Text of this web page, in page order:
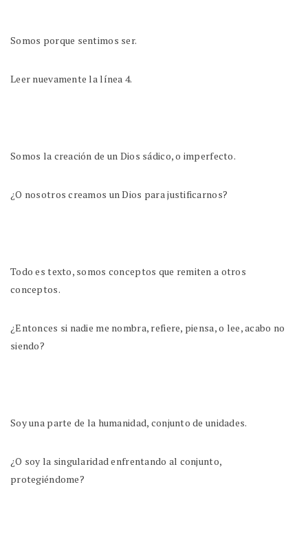
Somos porque sentimos ser.
Leer nuevamente la línea 4.
Somos la creación de un Dios sádico, o imperfecto.
¿O nosotros creamos un Dios para justificarnos?
Todo es texto, somos conceptos que remiten a otros
conceptos.
¿Entonces si nadie me nombra, refiere, piensa, o lee, acabo no
siendo?
Soy una parte de la humanidad, conjunto de unidades.
¿O soy la singularidad enfrentando al conjunto,
protegiéndome?